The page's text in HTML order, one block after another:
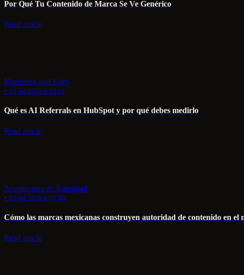
Por Qué Tu Contenido de Marca Se Ve Genérico
Read article
Marketing and Sales
• 03-jul-2026 9:15:01
Qué es AI Referrals en HubSpot y por qué debes medirlo
Read article
Arquitectura de Autoridad
• 02-jul-2026 9:00:00
Cómo las marcas mexicanas construyen autoridad de contenido en el
Read article